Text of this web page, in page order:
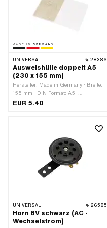
UNIVERSAL 28386
Ausweishülle doppelt A5
(230 x 155 mm)
Hersteller: Made in Germany · Breite:
155 mm · DIN Format: A5 ·
Gesamtlänge: 230 mm
EUR 5.40
UNIVERSAL 26585
Horn 6V schwarz (AC -
Wechselstrom)